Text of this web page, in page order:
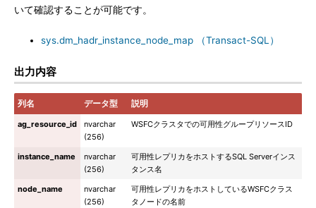
いて確認することが可能です。
sys.dm_hadr_instance_node_map （Transact-SQL）
出力内容
列名 データ型 説明
ag_resource_id
nvarchar
(256)
WSFCクラスタでの可用性グループリソースID
instance_name
nvarchar
(256)
可用性レプリカをホストするSQL Serverインス
タンス名
node_name
nvarchar
(256)
可用性レプリカをホストしているWSFCクラス
タノードの名前